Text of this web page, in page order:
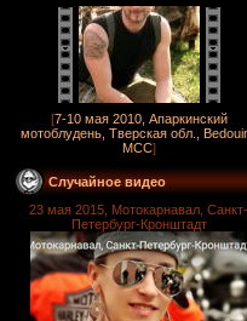
[7-10 мая 2010, Апаркинский
мотоблудень, Тверская обл.,
MCC]
Случайное видео
23 мая 2015, Мотокарнавал, Санкт-
Петербург-Кронштадт